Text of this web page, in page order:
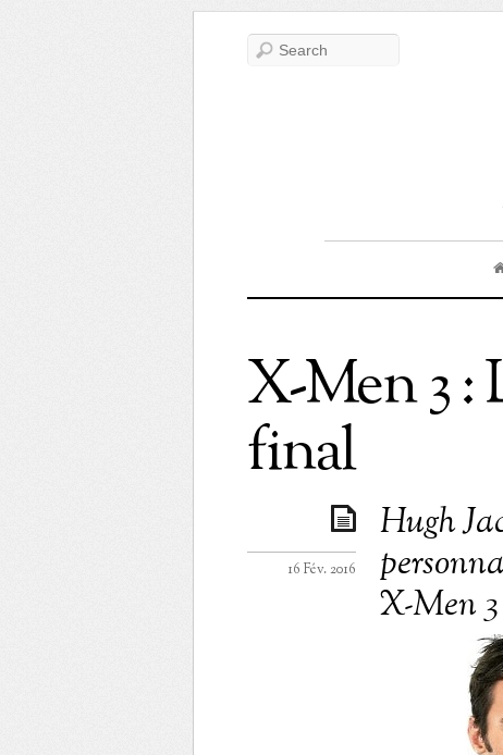
X-Men 3
final
Hugh
X-Men
16 Fév. 2016